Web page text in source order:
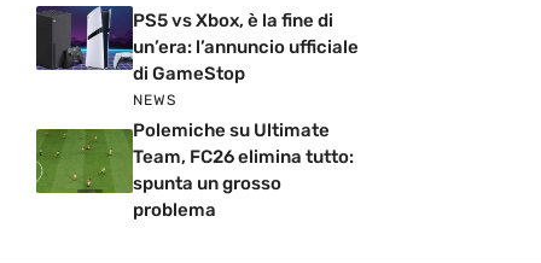
PS5 vs Xbox, è la fine di
un’era: l’annuncio ufficiale
di GameStop
NEWS
Polemiche su Ultimate
Team, FC26 elimina tutto:
spunta un grosso
problema